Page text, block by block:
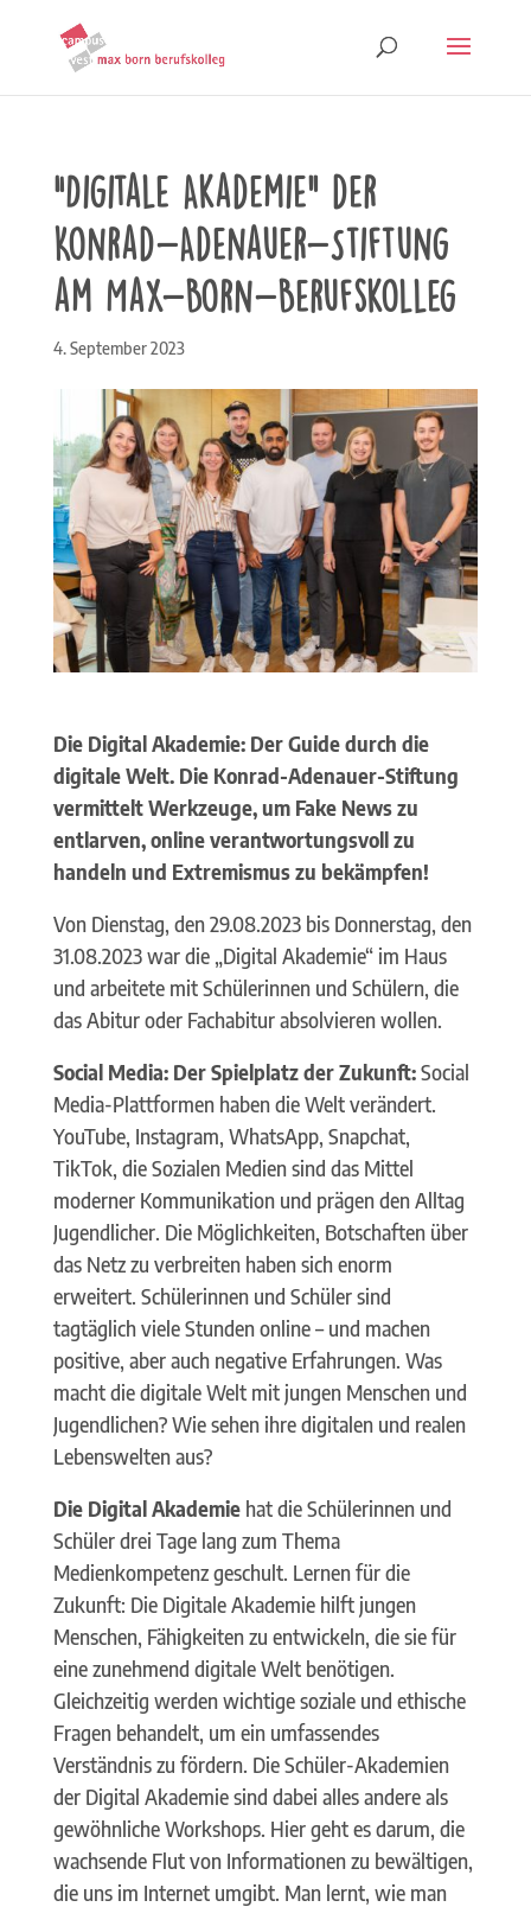
“Digitale Akademie” der
Konrad-Adenauer-Stiftung
am Max-Born-Berufskolleg
4. September 2023
Die Digital Akademie: Der Guide durch die
digitale Welt. Die Konrad-Adenauer-Stiftung
vermittelt Werkzeuge, um Fake News zu
entlarven, online verantwortungsvoll zu
handeln und Extremismus zu bekämpfen!
Von Dienstag, den 29.08.2023 bis Donnerstag, den
31.08.2023 war die „Digital Akademie“ im Haus
und arbeitete mit Schülerinnen und Schülern, die
das Abitur oder Fachabitur absolvieren wollen.
Social Media: Der Spielplatz der Zukunft:Social
Media-Plattformen haben die Welt verändert.
YouTube, Instagram, WhatsApp, Snapchat,
TikTok, die Sozialen Medien sind das Mittel
moderner Kommunikation und prägen den Alltag
Jugendlicher. Die Möglichkeiten, Botschaften über
das Netz zu verbreiten haben sich enorm
erweitert. Schülerinnen und Schüler sind
tagtäglich viele Stunden online – und machen
positive, aber auch negative Erfahrungen. Was
macht die digitale Welt mit jungen Menschen und
Jugendlichen? Wie sehen ihre digitalen und realen
Lebenswelten aus?
Die Digital Akademiehat die Schülerinnen und
Schüler drei Tage lang zum Thema
Medienkompetenz geschult. Lernen für die
Zukunft: Die Digitale Akademie hilft jungen
Menschen, Fähigkeiten zu entwickeln, die sie für
eine zunehmend digitale Welt benötigen.
Gleichzeitig werden wichtige soziale und ethische
Fragen behandelt, um ein umfassendes
Verständnis zu fördern. Die Schüler-Akademien
der Digital Akademie sind dabei alles andere als
gewöhnliche Workshops. Hier geht es darum, die
wachsende Flut von Informationen zu bewältigen,
die uns im Internet umgibt. Man lernt, wie man